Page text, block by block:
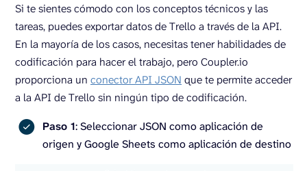
Si te sientes cómodo con los conceptos técnicos y las
tareas, puedes exportar datos de Trello a través de la API.
En la mayoría de los casos, necesitas tener habilidades de
codificación para hacer el trabajo, pero Coupler.io
proporciona un conector API JSON que te permite acceder
a la API de Trello sin ningún tipo de codificación.
Paso 1: Seleccionar JSON como aplicación de
origen y Google Sheets como aplicación de destino